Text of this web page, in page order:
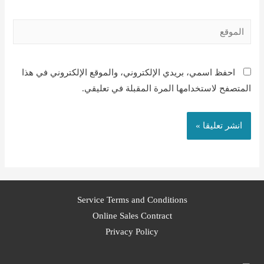
احفظ اسمي، بريدي الإلكتروني، والموقع الإلكتروني في هذا
لاستخدامها المرة المقبلة في تعليقي.
Service Terms and Conditions
Online Sales Contract
Privacy Policy